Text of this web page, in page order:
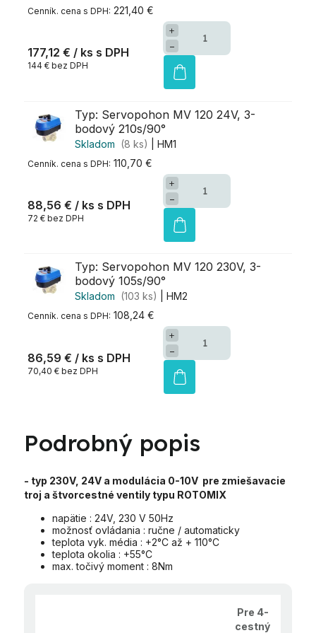
221,40 €
177,12 € / ks
144 € bez DPH
+
−
Typ: Servopohon MV 120 24V, 3-
bodový 210s/90°
Skladom (8 ks)
| HM1
110,70 €
88,56 € / ks
72 € bez DPH
+
−
Typ: Servopohon MV 120 230V, 3-
bodový 105s/90°
Skladom (103 ks)
| HM2
108,24 €
86,59 € / ks
70,40 € bez DPH
+
−
Podrobný popis
- typ 230V, 24V a modulácia 0-10V pre zmiešavacie
troj a štvorcestné ventily typu ROTOMIX
napätie : 24V, 230 V 50Hz
možnosť ovládania : ručne / automaticky
teplota vyk. média : +2°C až + 110°C
teplota okolia : +55°C
max. točivý moment : 8Nm
Pre 4-
cestný